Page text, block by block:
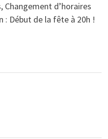
Changement d’horaires
: Début de la fête à 20h !